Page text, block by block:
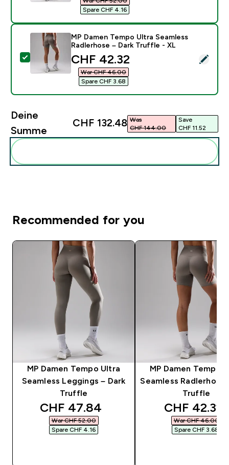
Spare CHF 4.16‎
Dieses Produkt ausw�hlen - MP Damen Tempo Ultra
MP Damen Tempo Ultra Seamless
Radlerhose – Dark Truffle - XL
discounted price
CHF 42.32‎
War CHF 46.00‎
Spare CHF 3.68‎
Deine
Summe
CHF 132.48‎ Was
CHF 144.00‎
Save
CHF 11.52‎
Recommended for you
MP Damen Tempo Ultra
Seamless Leggings – Dark
Truffle
discounted price
CHF 47.84‎
War CHF 52.00‎
Spare CHF 4.16‎
MP Damen Tempo
Seamless Radlerhose
Truffle
CHF 42.32‎
War CHF 46.00‎
Spare CHF 3.68‎